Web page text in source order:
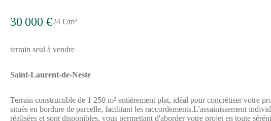
30 000 €24 €/m²
terrain seul à vendre
Saint-Laurent-de-Neste
Terrain constructible de 1 250 m² entièrement plat, idéal pour concrétiser votre
situés en bordure de parcelle, facilitant les raccordements.L'assainissement
réalisées et sont disponibles, vous permettant d'aborder votre projet en toute